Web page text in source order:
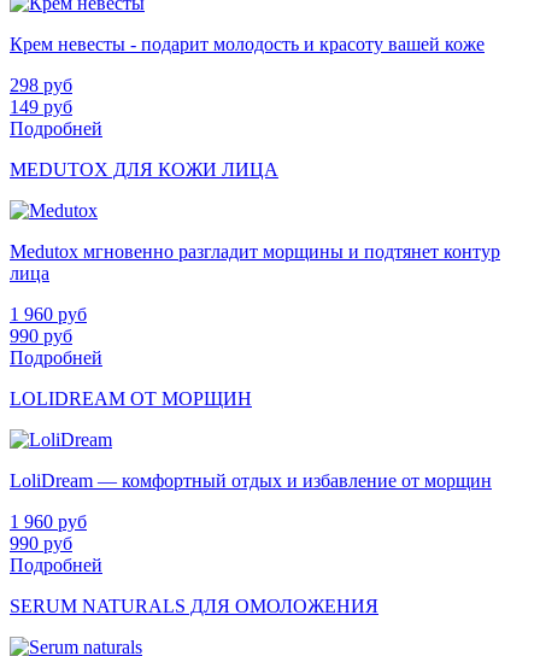
Крем невесты - подарит молодость и красоту вашей коже
298 руб
149 руб
Подробней
MEDUTOX ДЛЯ КОЖИ ЛИЦА
Medutox мгновенно разгладит морщины и подтянет контур
лица
1 960 руб
990 руб
Подробней
LOLIDREAM ОТ МОРЩИН
LoliDream — комфортный отдых и избавление от морщин
1 960 руб
990 руб
Подробней
SERUM NATURALS ДЛЯ ОМОЛОЖЕНИЯ